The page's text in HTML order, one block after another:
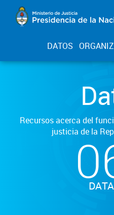
DATOS
Recursos acerca del
justicia de la